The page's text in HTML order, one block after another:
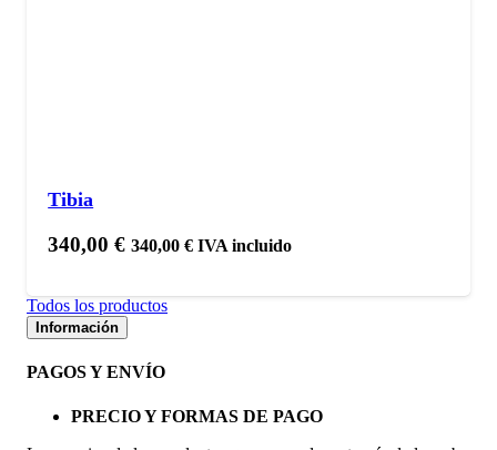
Tibia
340,00€ 340,00€ IVA incluido
Todos los productos
Información
PAGOS Y ENVÍO
PRECIO Y FORMAS DE PAGO